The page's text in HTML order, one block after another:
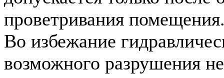
проветривания
Во избежание
возможного разрушения